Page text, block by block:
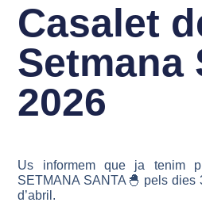
Casalet
Setmana
2026
Us informem que ja tenim
SETMANA SANTA🐣 pels dies
d’abril.